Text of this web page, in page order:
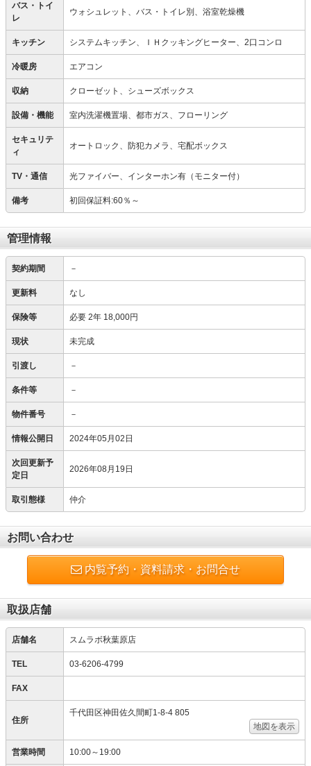
バス・トイ
レ
ウォシュレット、バス・トイレ別、浴室乾燥機
キッチン システムキッチン、ＩＨクッキングヒーター、2口コンロ
冷暖房 エアコン
収納 クローゼット、シューズボックス
設備・機能 室内洗濯機置場、都市ガス、フローリング
セキュリテ
ィ
オートロック、防犯カメラ、宅配ボックス
TV・通信 光ファイバー、インターホン有（モニター付）
備考 初回保証料:60％～
管理情報
契約期間 －
更新料 なし
保険等 必要 2年 18,000円
現状 未完成
引渡し －
条件等 －
物件番号 －
情報公開日 2024年05月02日
次回更新予
定日
2026年08月19日
取引態様 仲介
お問い合わせ
内覧予約・資料請求・お問合せ
取扱店舗
店舗名 スムラボ秋葉原店
TEL 03-6206-4799
FAX
住所
千代田区神田佐久間町1-8-4 805
地図を表示
営業時間 10:00～19:00